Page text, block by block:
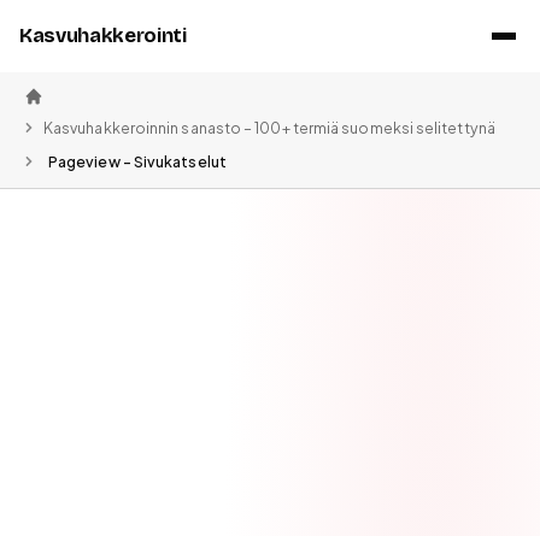
Kasvuhakkerointi
Etusivu
Kasvuhakkeroinnin sanasto – 100+ termiä suomeksi selitettynä
Pageview – Sivukatselut